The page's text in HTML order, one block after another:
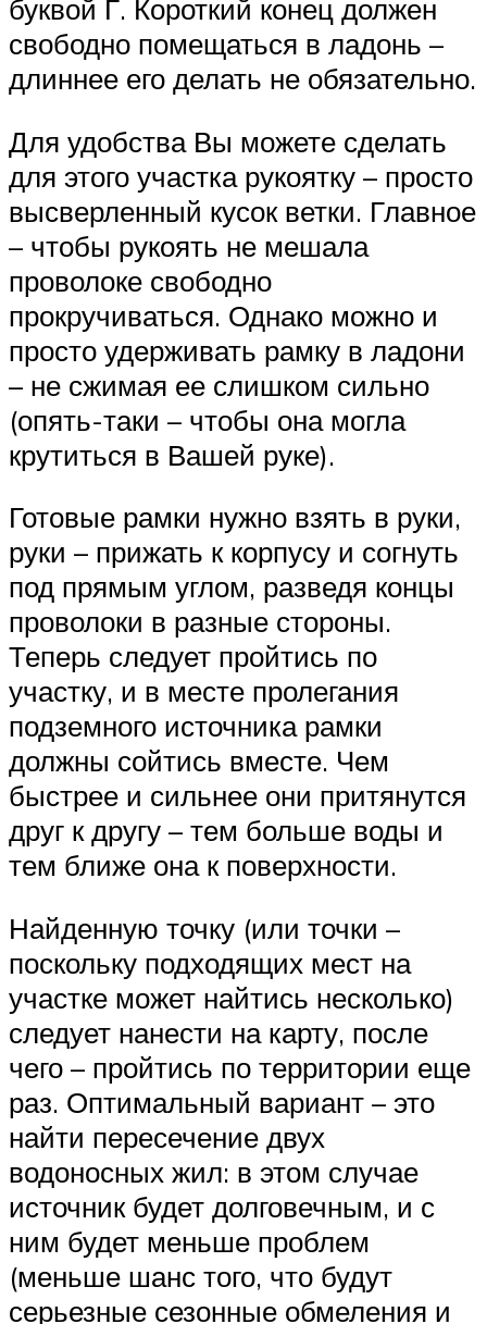
буквой Г. Короткий конец должен
свободно помещаться в ладонь –
длиннее его делать не обязательно.
Для удобства Вы можете сделать
для этого участка рукоятку – просто
высверленный кусок ветки. Главное
– чтобы рукоять не мешала
проволоке свободно
прокручиваться. Однако можно и
просто удерживать рамку в ладони
– не сжимая ее слишком сильно
(опять-таки – чтобы она могла
крутиться в Вашей руке).
Готовые рамки нужно взять в руки,
руки – прижать к корпусу и согнуть
под прямым углом, разведя концы
проволоки в разные стороны.
Теперь следует пройтись по
участку, и в месте пролегания
подземного источника рамки
должны сойтись вместе. Чем
быстрее и сильнее они притянутся
друг к другу – тем больше воды и
тем ближе она к поверхности.
Найденную точку (или точки –
поскольку подходящих мест на
участке может найтись несколько)
следует нанести на карту, после
чего – пройтись по территории еще
раз. Оптимальный вариант – это
найти пересечение двух
водоносных жил: в этом случае
источник будет долговечным, и с
ним будет меньше проблем
(меньше шанс того, что будут
серьезные сезонные обмеления и